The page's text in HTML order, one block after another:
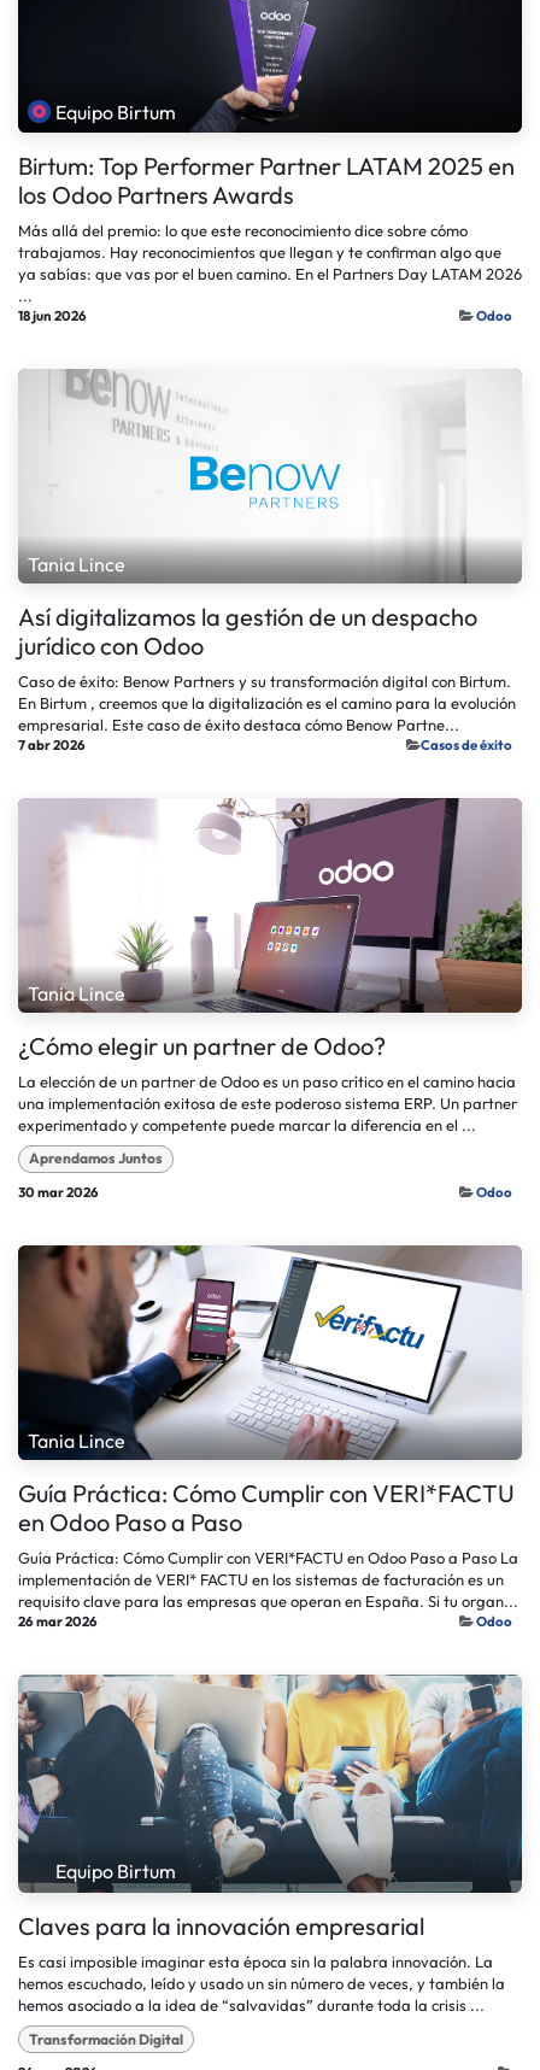
Equipo Birtum
Birtum: Top Performer Partner LATAM 2025 en
los Odoo Partners Awards
Más allá del premio: lo que este reconocimiento dice sobre cómo
trabajamos. Hay reconocimientos que llegan y te confirman algo que
ya sabías: que vas por el buen camino. En el Partners Day LATAM 2026
...
18 jun 2026 Odoo
Tania Lince
Así digitalizamos la gestión de un despacho
jurídico con Odoo
Caso de éxito: Benow Partners y su transformación digital con Birtum.
En Birtum , creemos que la digitalización es el camino para la evolución
empresarial. Este caso de éxito destaca cómo Benow Partne...
7 abr 2026 ​Casos de éxito
Tania Lince
¿Cómo elegir un partner de Odoo?
La elección de un partner de Odoo es un paso crítico en el camino hacia
una implementación exitosa de este poderoso sistema ERP. Un partner
experimentado y competente puede marcar la diferencia en el ...
Aprendamos Juntos
30 mar 2026 Odoo
Tania Lince
Guía Práctica: Cómo Cumplir con VERI*FACTU
en Odoo Paso a Paso
Guía Práctica: Cómo Cumplir con VERI*FACTU en Odoo Paso a Paso La
implementación de VERI* FACTU en los sistemas de facturación es un
requisito clave para las empresas que operan en España. Si tu organ...
26 mar 2026 Odoo
Equipo Birtum
Claves para la innovación empresarial
Es casi imposible imaginar esta época sin la palabra innovación. La
hemos escuchado, leído y usado un sin número de veces, y también la
hemos asociado a la idea de “salvavidas” durante toda la crisis ...
Transformación Digital